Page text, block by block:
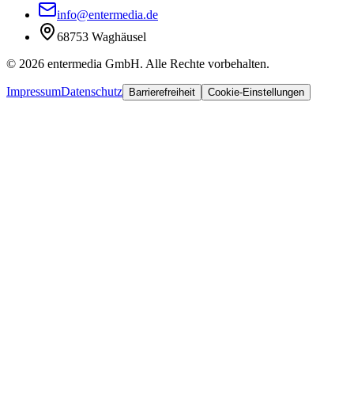
info@entermedia.de
68753 Waghäusel
© 2026 entermedia GmbH. Alle Rechte vorbehalten.
ImpressumDatenschutz Barrierefreiheit Cookie-Einstellungen